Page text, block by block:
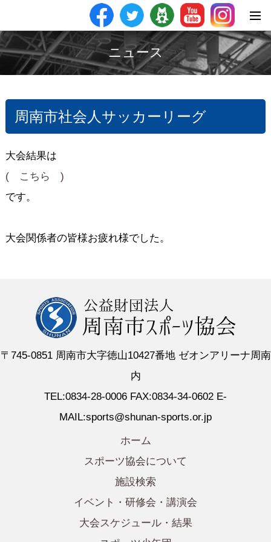
ニュース
周南市社会人サッカーリーグ
大会結果は
( こちら )
です。
大会関係者の皆様お疲れ様でした。
〒745-0851 周南市大字徳山10427番地 ゼオンアリーナ周南
内
TEL:0834-28-0006 FAX:0834-34-0602 E-
MAIL:sports@shunan-sports.or.jp
ホーム
スポーツ協会について
施設検索
イベント・研修会・講演会
大会スケジュール・結果